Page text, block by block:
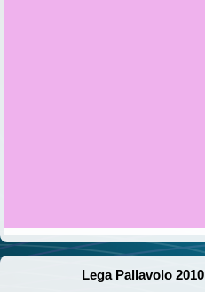
Lega Pallavolo 2010